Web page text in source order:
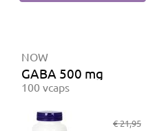
NOW
GABA 500 mg
100 vcaps
€ 21,95